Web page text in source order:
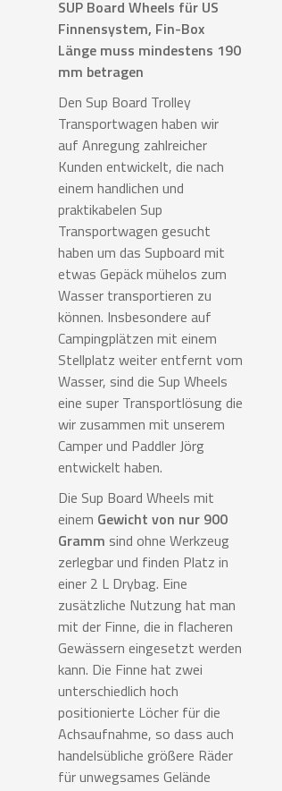
SUP Board Wheels für US
Finnensystem, Fin-Box
Länge muss mindestens 190
mm betragen
Den Sup Board Trolley
Transportwagen haben wir
auf Anregung zahlreicher
Kunden entwickelt, die nach
einem handlichen und
praktikabelen Sup
Transportwagen gesucht
haben um das Supboard mit
etwas Gepäck mühelos zum
Wasser transportieren zu
können. Insbesondere auf
Campingplätzen mit einem
Stellplatz weiter entfernt vom
Wasser, sind die Sup Wheels
eine super Transportlösung die
wir zusammen mit unserem
Camper und Paddler Jörg
entwickelt haben.
Die Sup Board Wheels mit
einem Gewicht von nur 900
Gramm sind ohne Werkzeug
zerlegbar und finden Platz in
einer 2 L Drybag. Eine
zusätzliche Nutzung hat man
mit der Finne, die in flacheren
Gewässern eingesetzt werden
kann. Die Finne hat zwei
unterschiedlich hoch
positionierte Löcher für die
Achsaufnahme, so dass auch
handelsübliche größere Räder
für unwegsames Gelände